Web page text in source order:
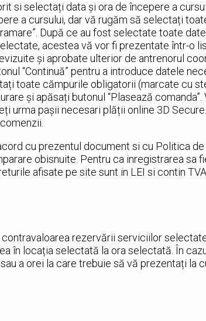
si selectați data și ora de începere a
a cursului, dar vă rugăm să selectați
După ce au fost selectate toate
acestea vă vor fi prezentate într-o
și aprobate ulterior de antrenorul
“Continuă” pentru a introduce datele
toate cămpurile obligatorii (marcate cu
și apăsați butonul “Plasează
urma pașii necesari plății online 3D
cu prezentul document si cu Politica
obisnuite. Pentru ca inregistrarea sa
afisate pe site sunt in LEI si contin
rezervării serviciilor
în locația selectată la ora selectată. În
a orei la care trebuie să vă prezentați la